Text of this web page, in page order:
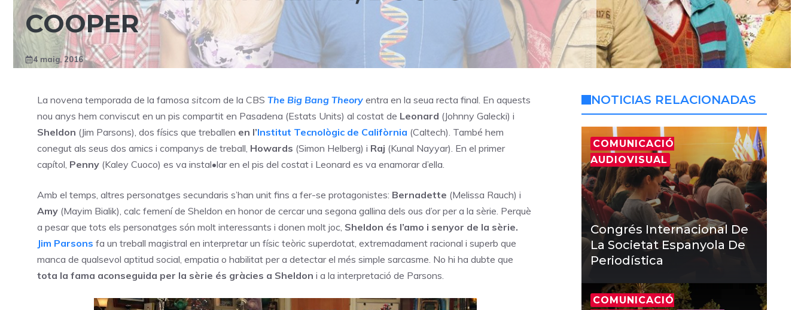
COOPER
4 maig, 2016
La novena temporada de la famosa sitcom de la CBS The Big Bang Theory entra en la seua recta final. En aquests
nou anys hem conviscut en un pis compartit en Pasadena (Estats Units) al costat de Leonard (Johnny Galecki) i
Sheldon (Jim Parsons), dos físics que treballen en l’Institut Tecnològic de Califòrnia (Caltech). També hem
conegut als seus dos amics i companys de treball, Howards (Simon Helberg) i Raj (Kunal Nayyar). En el primer
capítol, Penny (Kaley Cuoco) es va instal•lar en el pis del costat i Leonard es va enamorar d’ella.
Amb el temps, altres personatges secundaris s’han unit fins a fer-se protagonistes: Bernadette (Melissa Rauch) i
Amy (Mayim Bialik), calc femení de Sheldon en honor de cercar una segona gallina dels ous d’or per a la sèrie. Perquè
a pesar que tots els personatges són molt interessants i donen molt joc, Sheldon és l’amo i senyor de la sèrie.
Jim Parsons fa un treball magistral en interpretar un físic teòric superdotat, extremadament racional i superb que
manca de qualsevol aptitud social, empatia o habilitat per a detectar el més simple sarcasme. No hi ha dubte que
tota la fama aconseguida per la sèrie és gràcies a Sheldon i a la interpretació de Parsons.
NOTICIAS RELACIONADAS
COMUNICACIÓ
AUDIOVISUAL
Congrés Internacional De
La Societat Espanyola De
Periodística
COMUNICACIÓ